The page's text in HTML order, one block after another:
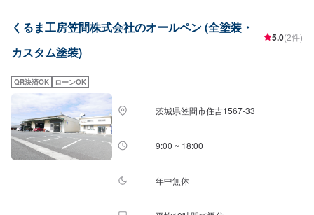
となります。納期は前後する場合がございます。予めご了承ください。-----代
車について-----代車をご用意しています。お車の作業中は代車をご利用くださ
い。※代車の燃料代はお客様にご負担いただいております。-----ご来店時の注
務所前の空いているスペースに駐車してください。受付はスタッフへ「メン
テモで予約しました」とお伝えください。ご案内いたします。【定休日・営
業時間】定休日：日曜、祝日営業時間：8:00~18:00
くるま工房笠間株式会社のオールペン (全塗装・
カスタム塗装)
5.0(2件)
QR決済OK ローンOK
茨城県笠間市住吉1567-33
9:00 ~ 18:00
年中無休